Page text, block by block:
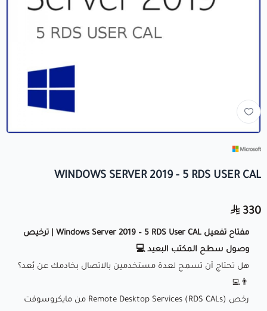
WINDOWS SERVER 2019 - 5 RDS USER CAL
330
مفتاح تفعيل Windows Server 2019 – 5 RDS User CAL | ترخيص
وصول سطح المكتب البعيد 💻
هل تحتاج أن تسمح لعدة مستخدمين بالاتصال بخادمك عن بُعد؟
👨‍💻
رخص Remote Desktop Services (RDS CALs) من مايكروسوفت